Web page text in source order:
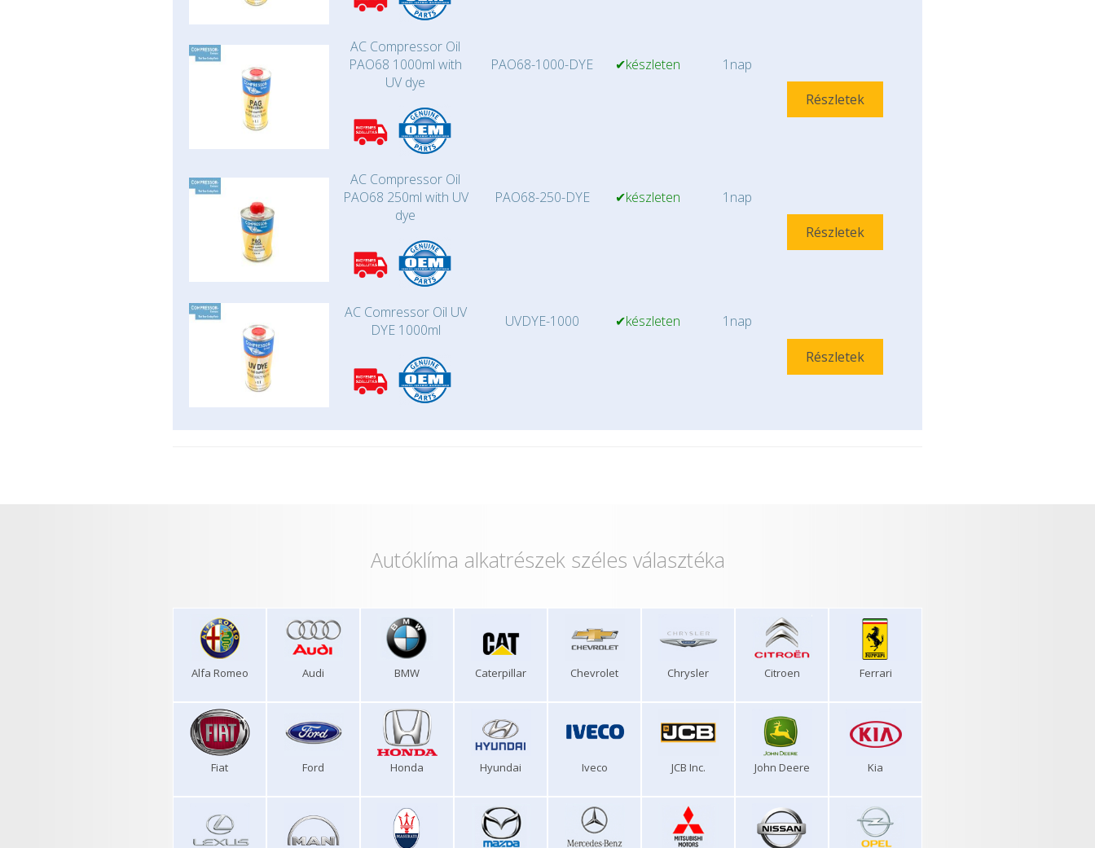
AC Compressor Oil
PAO68 1000ml with
UV dye
PAO68-1000-DYE ✔készleten
1nap
Részletek
AC Compressor Oil
PAO68 250ml with UV
dye
PAO68-250-DYE ✔készleten
1nap
Részletek
AC Comressor Oil UV
DYE 1000ml
UVDYE-1000 ✔készleten
1nap
Részletek
Autóklíma alkatrészek széles választéka
Alfa Romeo Audi BMW Caterpillar Chevrolet Chrysler Citroen Ferrari
Fiat Ford Honda Hyundai Iveco JCB Inc. John Deere Kia